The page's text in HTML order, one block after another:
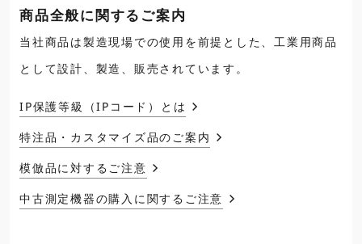
商品全般に関するご案内
当社商品は製造現場での使用を前提とした、工業用商品
として設計、製造、販売されています。
IP保護等級（IPコード）とは
特注品・カスタマイズ品のご案内
模倣品に対するご注意
中古測定機器の購入に関するご注意